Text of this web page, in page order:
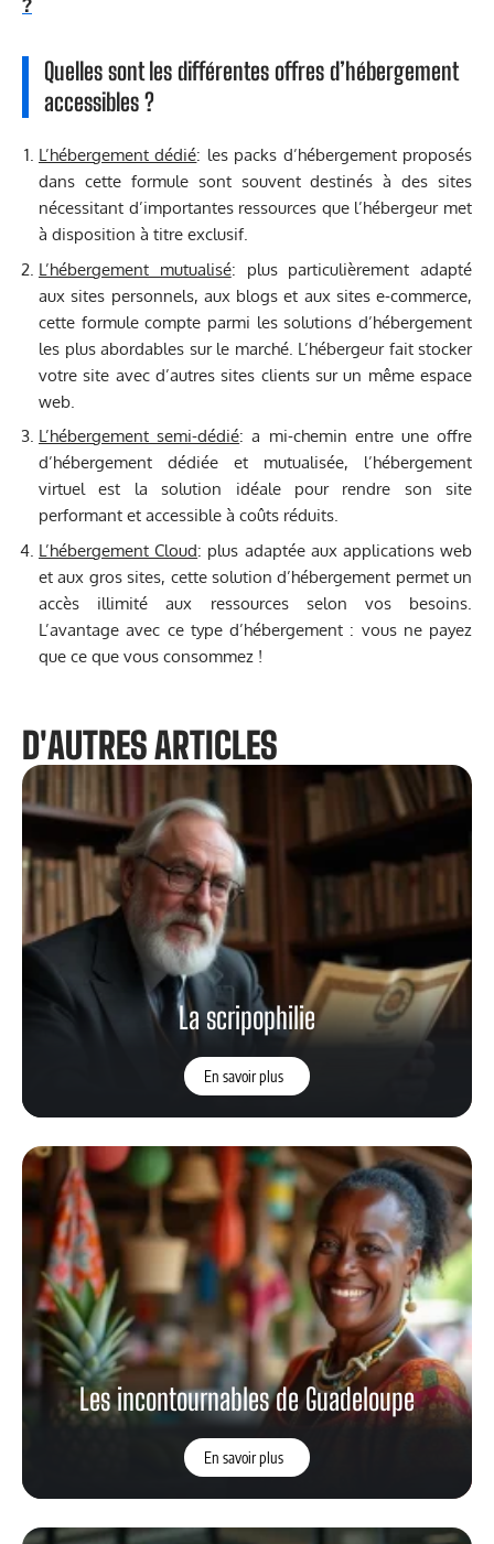
?
Quelles sont les différentes offres d’hébergement
accessibles ?
L’hébergement dédié: les packs d’hébergement proposés
dans cette formule sont souvent destinés à des sites
nécessitant d’importantes ressources que l’hébergeur met
à disposition à titre exclusif.
L’hébergement mutualisé: plus particulièrement adapté
aux sites personnels, aux blogs et aux sites e-commerce,
cette formule compte parmi les solutions d’hébergement
les plus abordables sur le marché. L’hébergeur fait stocker
votre site avec d’autres sites clients sur un même espace
web.
L’hébergement semi-dédié: a mi-chemin entre une offre
d’hébergement dédiée et mutualisée, l’hébergement
virtuel est la solution idéale pour rendre son site
performant et accessible à coûts réduits.
L’hébergement Cloud: plus adaptée aux applications web
et aux gros sites, cette solution d’hébergement permet un
accès illimité aux ressources selon vos besoins.
L’avantage avec ce type d’hébergement : vous ne payez
que ce que vous consommez !
D'AUTRES ARTICLES
La scripophilie
En savoir plus
Les incontournables de Guadeloupe
En savoir plus